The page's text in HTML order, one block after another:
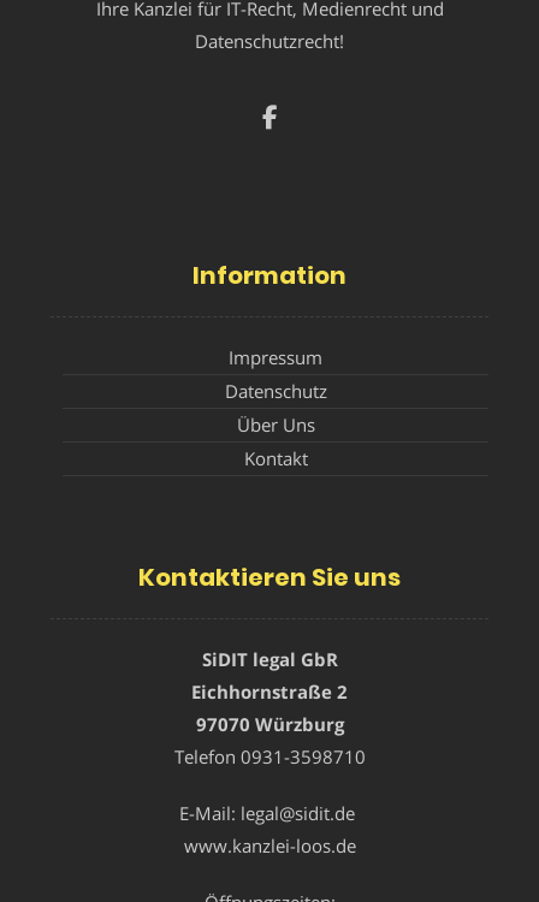
Ihre Kanzlei für IT-Recht, Medienrecht und
Datenschutzrecht!
Information
Impressum
Datenschutz
Über Uns
Kontakt
Kontaktieren Sie uns
SiDIT legal GbR
Eichhornstraße 2
97070 Würzburg
Telefon 0931-3598710
E-Mail: legal@sidit.de
www.kanzlei-loos.de